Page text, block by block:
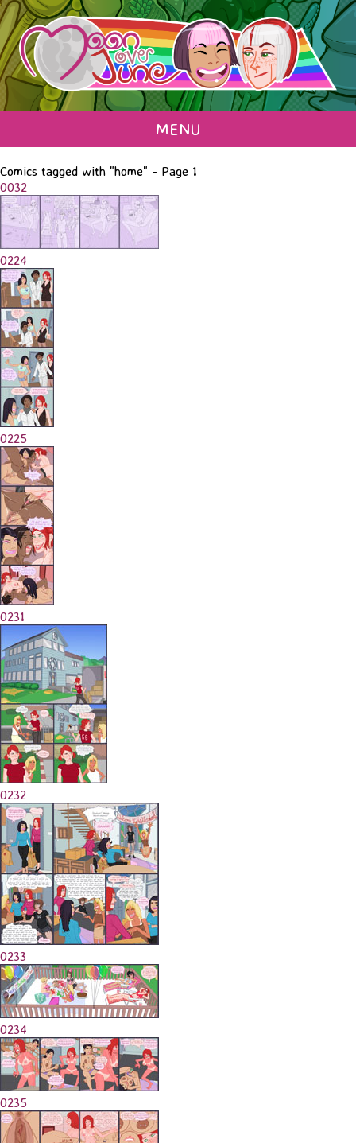
MENU
Comics tagged with "home" - Page 1
0032
0224
0225
0231
0232
0233
0234
0235